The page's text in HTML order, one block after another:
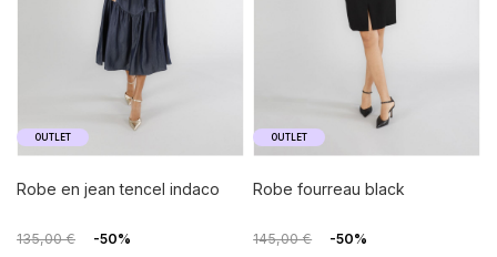
OUTLET
robe en jean tencel indaco
135,00 €
-50%
OUTLET
robe fourreau black
145,00 €
-50%